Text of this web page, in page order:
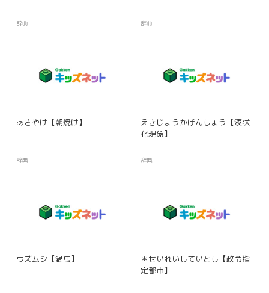
辞典 辞典
あさやけ【朝焼け】
辞典
えきじょうかげんしょう【液状
化現象】
辞典
ウズムシ【渦虫】
＊せいれいしていとし【政令指
定都市】